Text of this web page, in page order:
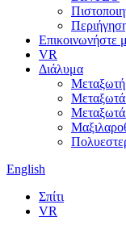
Επικοινωνήστε
VR
Διάλυμα
Μεταξωτή
English
Σπίτι
VR